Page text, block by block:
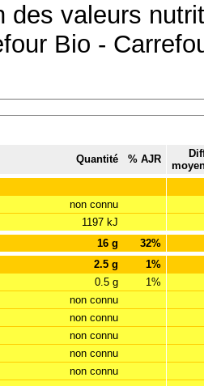
des valeurs
Bio -
Quantité % AJR
non connu
1197 kJ
16 g
32%
2.5 g
1%
0.5 g
1%
non connu
non connu
non connu
non connu
non connu